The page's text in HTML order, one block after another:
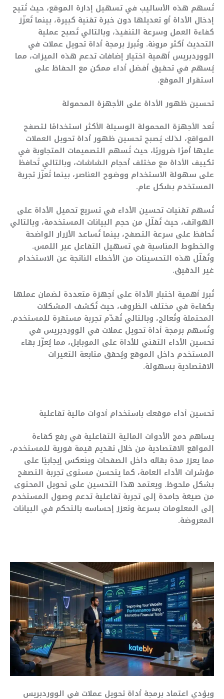
تُسهم هذه الأساليب في تسهيل إدارة الموقع، حيث تُتيح
إدخال الأداة أو تعديلها دون خبرة تقنية كبيرة، بينما تُعزّز
كفاءة العمل وسرعة التنفيذ، وبالتالي تُصبح عملية
التحديث أكثر مرونة. وتُبرز برمجة أداة تحويل عملات في
الووردبريس أهمية اختيار إضافات تدعم هذه الميزات، مما
يُسهم في تحقيق أفضل أداء ممكن مع الحفاظ على
استقرار الموقع.
تحسين ظهور الأداة على الأجهزة المحمولة
تُعد الأجهزة المحمولة الوسيلة الأكثر استخدامًا لتصفح
المواقع، لذلك يُصبح تحسين ظهور أداة تحويل العملات
عليها أمرًا ضروريًا، حيث تُسهم التصميمات المتجاوبة في
تكييف الأداة مع مختلف أحجام الشاشات، وبالتالي تُحافظ
على سهولة الاستخدام ووضوح العناصر، بينما تُعزّز تجربة
المستخدم بشكل عام.
تُسهم تقنيات تحسين الأداء في تسريع تحميل الأداة على
الهواتف، حيث تُقلّل من حجم البيانات المستخدمة، وبالتالي
تُحافظ على سرعة التصفح، بينما تُساعد الأزرار الواضحة
والخطوط المناسبة في تسهيل التفاعل عبر اللمس.
وتُقلّل هذه التحسينات من الأخطاء الناتجة عن الاستخدام
غير الدقيق.
تُبرز أهمية اختبار الأداة على أجهزة متعددة لضمان عملها
بكفاءة في مختلف الظروف، حيث تُكشف المشكلات
المحتملة وتُعالج، وبالتالي تُقدّم تجربة مستقرة للمستخدم.
وتُسهم برمجة أداة تحويل عملات في الووردبريس في
تحسين الأداء التقني للأداة على الموبايل، مما يُعزّز بقاء
المستخدم داخل الموقع ويُحقق متابعة التغيرات
الاقتصادية بسهولة.
تحسين أداء موقعك باستخدام أدوات مالية تفاعلية
يساهم دمج الأدوات المالية التفاعلية في رفع كفاءة
المواقع الاقتصادية من خلال تقديم قيمة فورية للمستخدم،
مما يعزز مدة بقائه داخل الصفحات وينعكس إيجابيًا على
مؤشرات الأداء العامة، كما يتحسن مستوى تجربة التصفح
بشكل ملحوظ. ويعتمد هذا التحسين على تحويل المحتوى
من صيغة جامدة إلى تجربة تفاعلية تدعم وصول المستخدم
إلى المعلومات بسرعة وتعزز إحساسه بالتحكم في البيانات
المعروضة.
ويؤدي اعتماد برمجة أداة تحويل عملات في الووردبريس